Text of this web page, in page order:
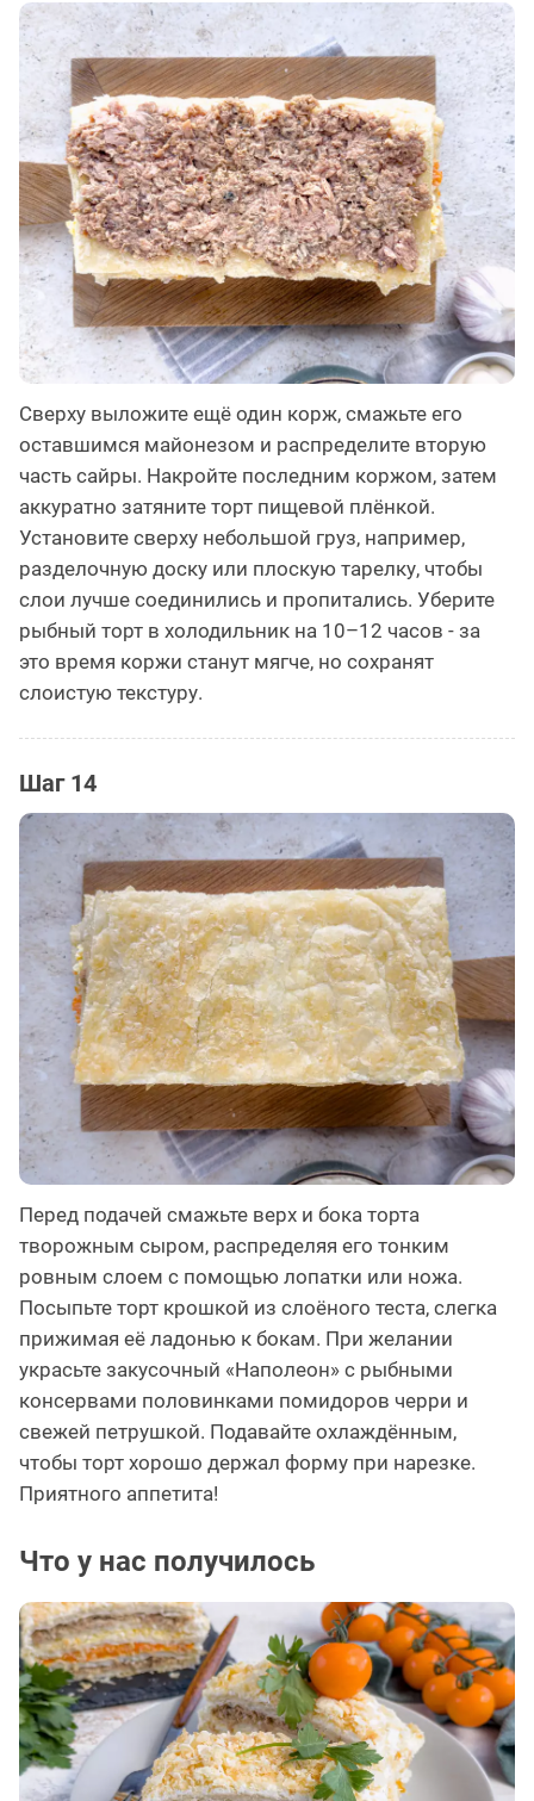
Сверху выложите ещё один корж, смажьте его
оставшимся майонезом и распределите вторую
часть сайры. Накройте последним коржом, затем
аккуратно затяните торт пищевой плёнкой.
Установите сверху небольшой груз, например,
разделочную доску или плоскую тарелку, чтобы
слои лучше соединились и пропитались. Уберите
рыбный торт в холодильник на 10–12 часов - за
это время коржи станут мягче, но сохранят
слоистую текстуру.
Шаг 14
Перед подачей смажьте верх и бока торта
творожным сыром, распределяя его тонким
ровным слоем с помощью лопатки или ножа.
Посыпьте торт крошкой из слоёного теста, слегка
прижимая её ладонью к бокам. При желании
украсьте закусочный «Наполеон» с рыбными
консервами половинками помидоров черри и
свежей петрушкой. Подавайте охлаждённым,
чтобы торт хорошо держал форму при нарезке.
Приятного аппетита!
Что у нас получилось